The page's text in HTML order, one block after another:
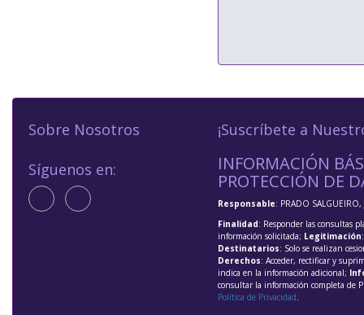
Sobre Nosotros
Síguenos en:
¡Suscríbete a
INFORMACIÓN
PROTECCIÓN DE
Responsable: PRADO SALGUEIRO,
Finalidad: Responder las consultas
información solicitada; Legitimación
Destinatarios: Solo se realizan
Derechos: Acceder, rectificar y
indica en la información adicional;
consultar la información completa de
Política de Privacidad.